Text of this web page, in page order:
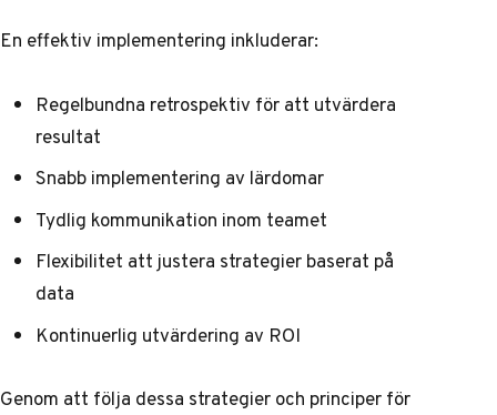
En effektiv implementering inkluderar:
Regelbundna retrospektiv för att utvärdera
resultat
Snabb implementering av lärdomar
Tydlig kommunikation inom teamet
Flexibilitet att justera strategier baserat på
data
Kontinuerlig utvärdering av ROI
Genom att följa dessa strategier och principer för